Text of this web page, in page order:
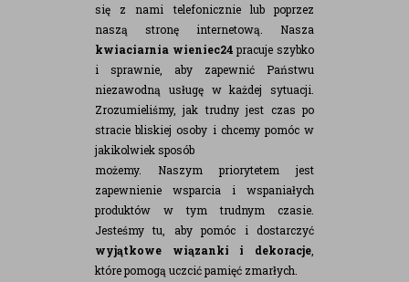
się z nami telefonicznie lub poprzez
naszą stronę internetową. Nasza
kwiaciarnia wieniec24 pracuje szybko
i sprawnie, aby zapewnić Państwu
niezawodną usługę w każdej sytuacji.
Zrozumieliśmy, jak trudny jest czas po
stracie bliskiej osoby i chcemy pomóc w
jakikolwiek sposób
możemy. Naszym priorytetem jest
zapewnienie wsparcia i wspaniałych
produktów w tym trudnym czasie.
Jesteśmy tu, aby pomóc i dostarczyć
wyjątkowe wiązanki i dekoracje
które pomogą uczcić pamięć zmarłych.